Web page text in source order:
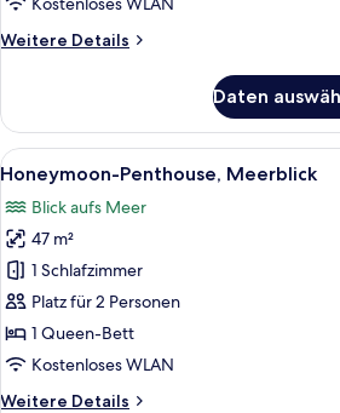
Weitere Details
Weitere
Suite,
Terrasse,
Meerblick
Daten
Alle
Fotos
für
Honeymoon-
Penthouse,
Meerblick
anzeigen
Ein
15
Honeymoon-Penthouse, Meerblick
Blick aufs Meer
47 m²
1 Schlafzimmer
Platz für 2 Personen
1 Queen-Bett
Kostenloses WLAN
Weitere Details
Weitere